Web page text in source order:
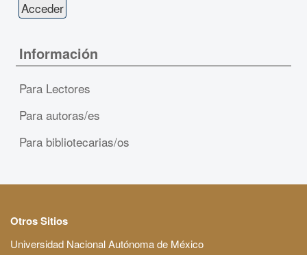
Información
Para Lectores
Para autoras/es
Para bibliotecarias/os
Otros Sitios
Universidad Nacional Autónoma de México